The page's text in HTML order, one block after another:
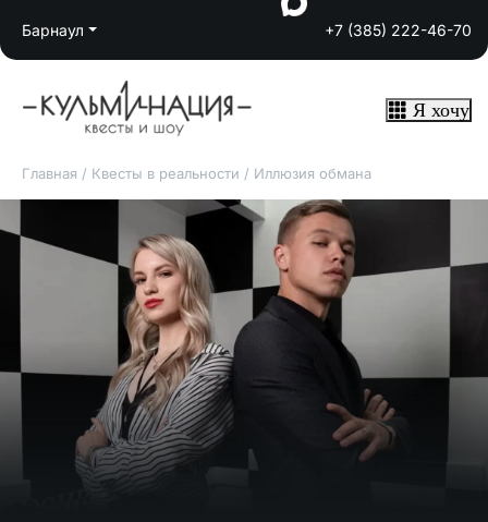
Барнаул +7 (385) 222-46-70
Я хочу
Главная / Квесты в реальности / Иллюзия обмана